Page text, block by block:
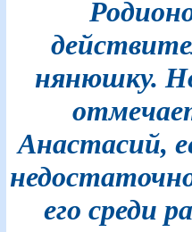
нянюшку.
Анастасий,
его среди